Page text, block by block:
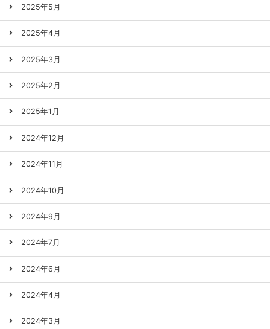
2025年5月
2025年4月
2025年3月
2025年2月
2025年1月
2024年12月
2024年11月
2024年10月
2024年9月
2024年7月
2024年6月
2024年4月
2024年3月